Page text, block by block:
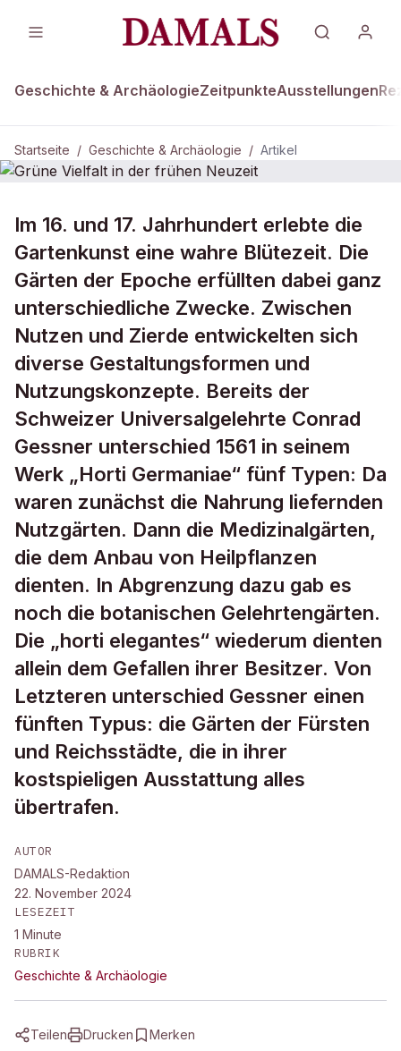
Geschichte & ArchäologieZeitpunkteAusstellungen
Startseite / Geschichte & Archäologie / Artikel
GESCHICHTE & ARCHÄOLOGIE
Grüne Vielfalt in der frühen Neuzeit
Im 16. und 17. Jahrhundert erlebte die
Gartenkunst eine wahre Blütezeit. Die
Gärten der Epoche erfüllten dabei ganz
unterschiedliche Zwecke. Zwischen
Nutzen und Zierde entwickelten sich
diverse Gestaltungsformen und
Nutzungskonzepte. Bereits der
Schweizer Universalgelehrte Conrad
Gessner unterschied 1561 in seinem
Werk „Horti Germaniae“ fünf Typen: Da
waren zunächst die Nahrung liefernden
Nutzgärten. Dann die Medizinalgärten,
die dem Anbau von Heilpflanzen
dienten. In Abgrenzung dazu gab es
noch die botanischen Gelehrtengärten.
Die „horti elegantes“ wiederum dienten
allein dem Gefallen ihrer Besitzer. Von
Letzteren unterschied Gessner einen
fünften Typus: die Gärten der Fürsten
und Reichsstädte, die in ihrer
kostspieligen Ausstattung alles
übertrafen.
AUTOR
DAMALS-Redaktion
22. November 2024
LESEZEIT
1 Minute
RUBRIK
Geschichte & Archäologie
Teilen Drucken Merken